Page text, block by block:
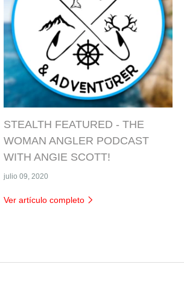
STEALTH FEATURED - THE
WOMAN ANGLER PODCAST
WITH ANGIE SCOTT!
julio 09, 2020
Ver artículo completo